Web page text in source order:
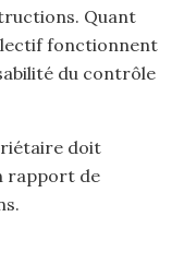
Quant
fonctionnent
du contrôle
doit
rapport de